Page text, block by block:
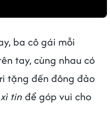
ba cô gái mỗi
tay, cùng nhau có
tặng đến đông đảo
tin để góp vui cho